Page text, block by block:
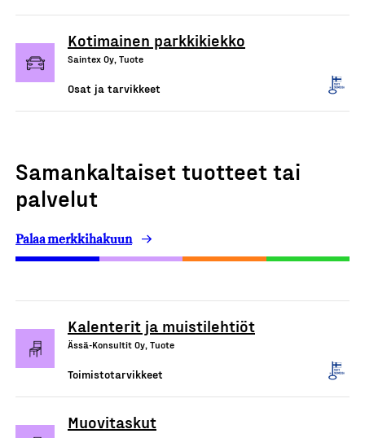
Kotimainen parkkikiekko
Saintex Oy, Tuote
Osat ja tarvikkeet
Samankaltaiset tuotteet tai
palvelut
Palaa merkkihakuun
Kalenterit ja muistilehtiöt
Ässä-Konsultit Oy, Tuote
Toimistotarvikkeet
Muovitaskut